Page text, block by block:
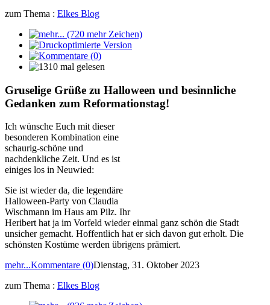
zum Thema : Elkes Blog
Gruselige Grüße zu Halloween und besinnliche
Gedanken zum Reformationstag!
Ich wünsche Euch mit dieser
besonderen Kombination eine
schaurig-schöne und
nachdenkliche Zeit. Und es ist
einiges los in Neuwied:
Sie ist wieder da, die legendäre
Halloween-Party von Claudia
Wischmann im Haus am Pilz. Ihr
Heribert hat ja im Vorfeld wieder einmal ganz schön die Stadt
unsicher gemacht. Hoffentlich hat er sich davon gut erholt. Die
schönsten Kostüme werden übrigens prämiert.
mehr...Kommentare (0)Dienstag, 31. Oktober 2023
zum Thema : Elkes Blog